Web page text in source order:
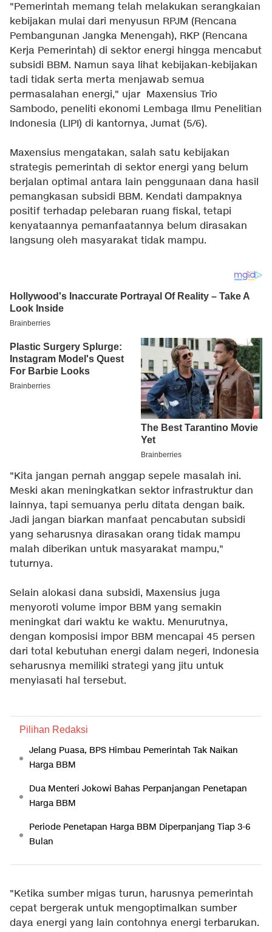
"Pemerintah memang telah melakukan serangkaian
kebijakan mulai dari menyusun RPJM (Rencana
Pembangunan Jangka Menengah), RKP (Rencana
Kerja Pemerintah) di sektor energi hingga mencabut
subsidi BBM. Namun saya lihat kebijakan-kebijakan
tadi tidak serta merta menjawab semua
permasalahan energi," ujar Maxensius Trio
Sambodo, peneliti ekonomi Lembaga Ilmu Penelitian
Indonesia (LIPI) di kantornya, Jumat (5/6).
Maxensius mengatakan, salah satu kebijakan
strategis pemerintah di sektor energi yang belum
berjalan optimal antara lain penggunaan dana hasil
pemangkasan subsidi BBM. Kendati dampaknya
positif terhadap pelebaran ruang fiskal, tetapi
kenyataannya pemanfaatannya belum dirasakan
langsung oleh masyarakat tidak mampu.
"Kita jangan pernah anggap sepele masalah ini.
Meski akan meningkatkan sektor infrastruktur dan
lainnya, tapi semuanya perlu ditata dengan baik.
Jadi jangan biarkan manfaat pencabutan subsidi
yang seharusnya dirasakan orang tidak mampu
malah diberikan untuk masyarakat mampu,"
tuturnya.
Selain alokasi dana subsidi, Maxensius juga
menyoroti volume impor BBM yang semakin
meningkat dari waktu ke waktu. Menurutnya,
dengan komposisi impor BBM mencapai 45 persen
dari total kebutuhan energi dalam negeri, Indonesia
seharusnya memiliki strategi yang jitu untuk
menyiasati hal tersebut.
Pilihan Redaksi
Jelang Puasa, BPS Himbau Pemerintah Tak Naikan
Harga BBM
Dua Menteri Jokowi Bahas Perpanjangan Penetapan
Harga BBM
Periode Penetapan Harga BBM Diperpanjang Tiap 3-6
Bulan
"Ketika sumber migas turun, harusnya pemerintah
cepat bergerak untuk mengoptimalkan sumber
daya energi yang lain contohnya energi terbarukan.